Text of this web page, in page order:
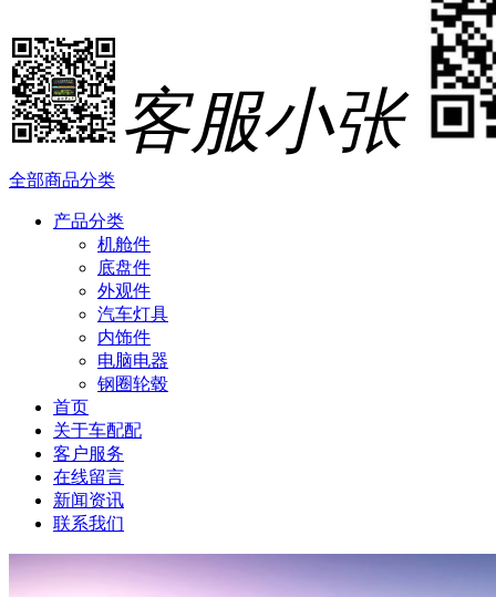
客服小张
全部商品分类
产品分类
机舱件
底盘件
外观件
汽车灯具
内饰件
电脑电器
钢圈轮毂
首页
关于车配配
客户服务
在线留言
新闻资讯
联系我们